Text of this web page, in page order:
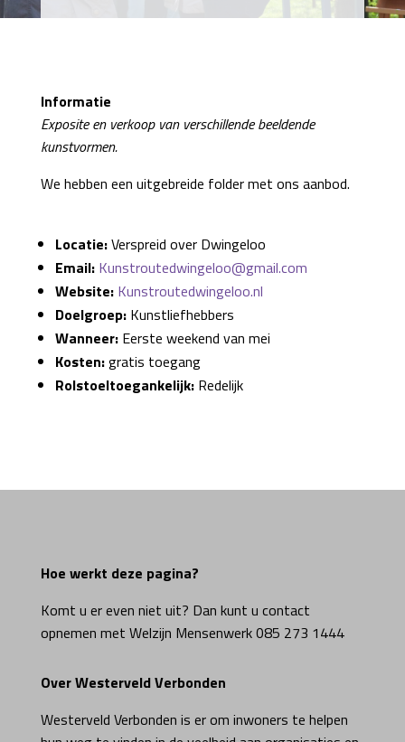
Informatie
Exposite en verkoop van verschillende beeldende
kunstvormen.
We hebben een uitgebreide folder met ons aanbod.
Locatie:Verspreid over Dwingeloo
Email: Kunstroutedwingeloo@gmail.com
Website: Kunstroutedwingeloo.nl
Doelgroep:Kunstliefhebbers
Wanneer:Eerste weekend van mei
Kosten:gratis toegang
Rolstoeltoegankelijk:Redelijk
Hoe werkt deze pagina?
Komt u er even niet uit? Dan kunt u contact
opnemen met Welzijn Mensenwerk 085 273 1444
Over Westerveld Verbonden
Westerveld Verbonden is er om inwoners te helpen